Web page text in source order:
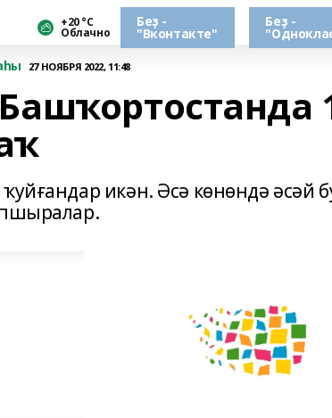
+20 °С
Облачно
Беҙ -
"Вконтакте"
Беҙ -
27 НОЯБРЯ 2022, 11:48
икән. Әсә көнөндә әсәй